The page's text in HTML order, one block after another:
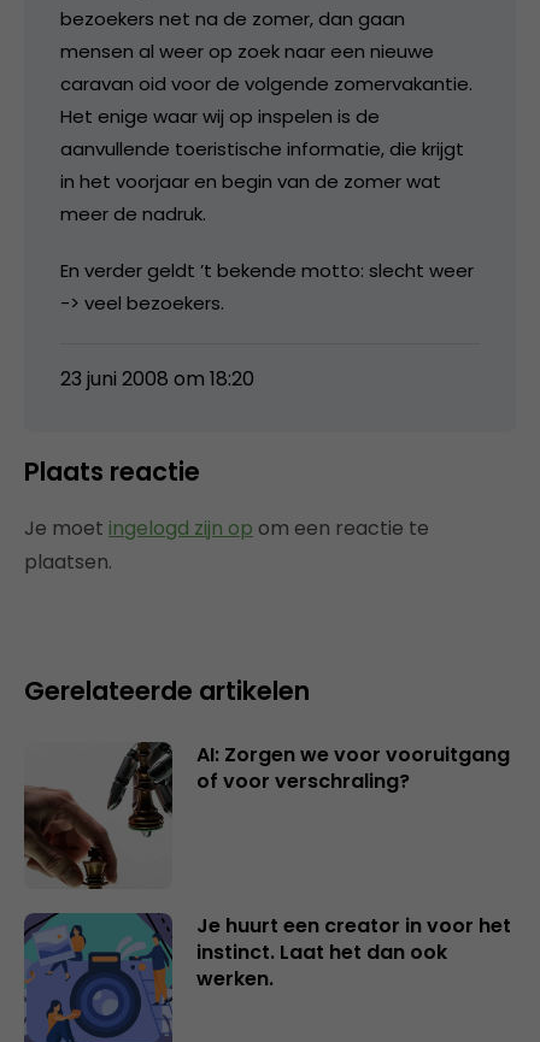
bezoekers net na de zomer, dan gaan
mensen al weer op zoek naar een nieuwe
caravan oid voor de volgende zomervakantie.
Het enige waar wij op inspelen is de
aanvullende toeristische informatie, die krijgt
in het voorjaar en begin van de zomer wat
meer de nadruk.
En verder geldt ’t bekende motto: slecht weer
-> veel bezoekers.
23 juni 2008 om 18:20
Plaats reactie
Je moet ingelogd zijn op om een reactie te
plaatsen.
Gerelateerde artikelen
AI: Zorgen we voor vooruitgang
of voor verschraling?
Je huurt een creator in voor het
instinct. Laat het dan ook
werken.